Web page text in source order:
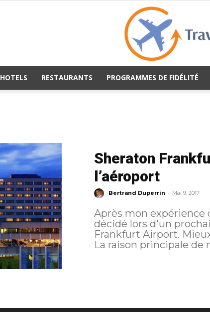
HOTELS RESTAURANTS PROGRAMMES DE FIDÉLITÉ
Sheraton
l’aéroport
Bertrand Duperrin - Mai 9, 2017
Après mon
décidé lors d'un
Frankfurt Airport.
La raison principale de